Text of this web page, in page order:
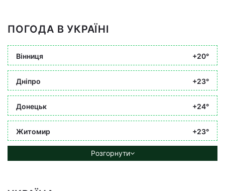
ПОГОДА В УКРАЇНІ
Вінниця +20°
Дніпро +23°
Донецьк +24°
Житомир +23°
Розгорнути